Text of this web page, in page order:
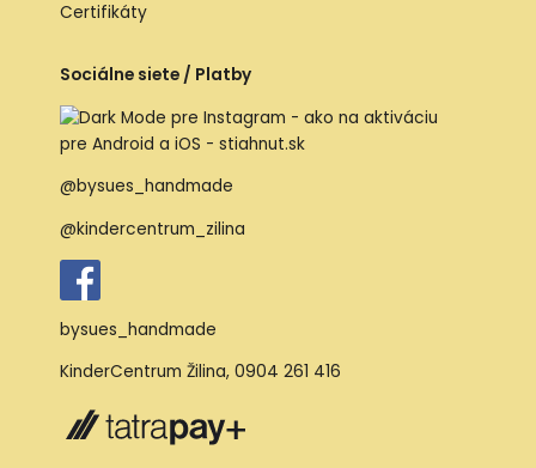
Certifikáty
Sociálne siete / Platby
@bysues_handmade
@kindercentrum_zilina
bysues_handmade
KinderCentrum Žilina, 0904 261 416